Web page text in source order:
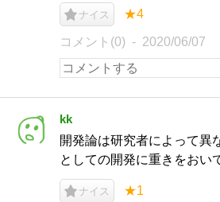
ナイス ★4
コメント(0) 2020/06/07
kk
開発論は研究者によって異
としての開発に重きをおい
ナイス ★1